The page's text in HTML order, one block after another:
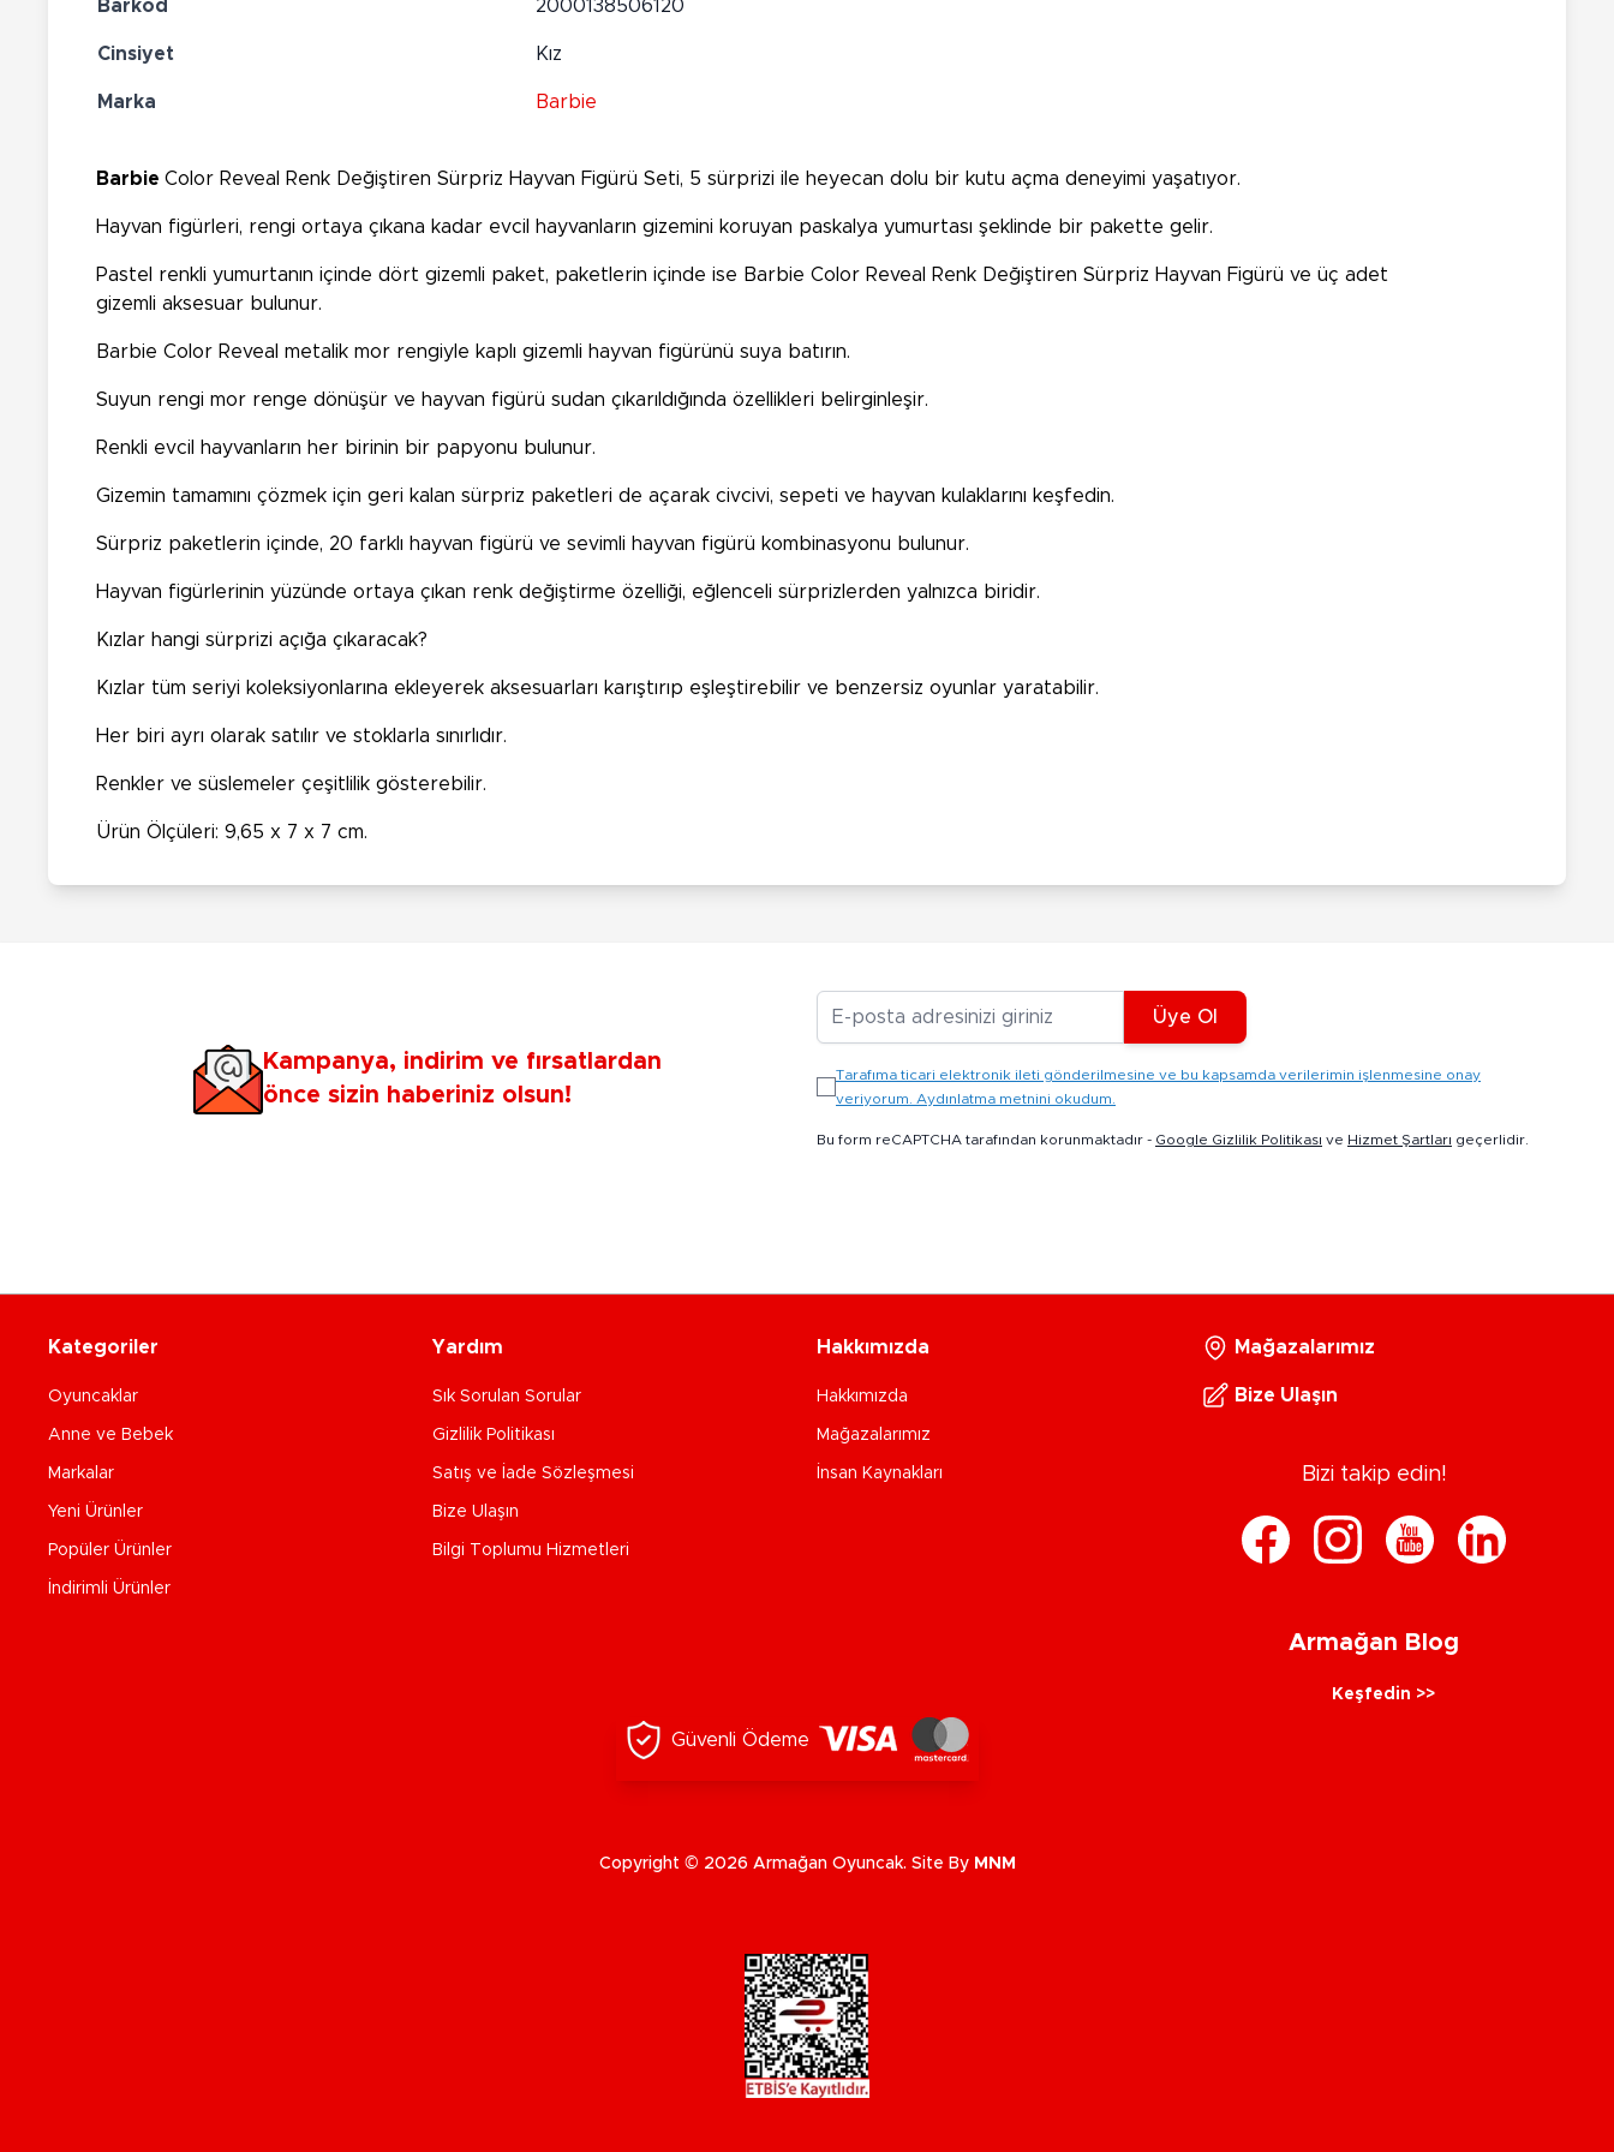
Barkod 2000138506120
Cinsiyet Kız
Marka Barbie
Barbie Color Reveal Renk Değiştiren Sürpriz Hayvan Figürü Seti, 5 sürprizi ile heyecan dolu bir kutu açma deneyimi yaşatıyor.
Hayvan figürleri, rengi ortaya çıkana kadar evcil hayvanların gizemini koruyan paskalya yumurtası şeklinde bir pakette gelir.
Pastel renkli yumurtanın içinde dört gizemli paket, paketlerin içinde ise Barbie Color Reveal Renk Değiştiren Sürpriz Hayvan Figürü ve üç adet
gizemli aksesuar bulunur.
Barbie Color Reveal metalik mor rengiyle kaplı gizemli hayvan figürünü suya batırın.
Suyun rengi mor renge dönüşür ve hayvan figürü sudan çıkarıldığında özellikleri belirginleşir.
Renkli evcil hayvanların her birinin bir papyonu bulunur.
Gizemin tamamını çözmek için geri kalan sürpriz paketleri de açarak civcivi, sepeti ve hayvan kulaklarını keşfedin.
Sürpriz paketlerin içinde, 20 farklı hayvan figürü ve sevimli hayvan figürü kombinasyonu bulunur.
Hayvan figürlerinin yüzünde ortaya çıkan renk değiştirme özelliği, eğlenceli sürprizlerden yalnızca biridir.
Kızlar hangi sürprizi açığa çıkaracak?
Kızlar tüm seriyi koleksiyonlarına ekleyerek aksesuarları karıştırıp eşleştirebilir ve benzersiz oyunlar yaratabilir.
Her biri ayrı olarak satılır ve stoklarla sınırlıdır.
Renkler ve süslemeler çeşitlilik gösterebilir.
Ürün Ölçüleri: 9,65 x 7 x 7 cm.
Kampanya, indirim ve fırsatlardan
önce sizin haberiniz olsun!
E-posta Adresiniz
Üye Ol
Tarafıma ticari elektronik ileti gönderilmesine ve bu kapsamda verilerimin işlenmesine onay
veriyorum. Aydınlatma metnini okudum.
Bu form reCAPTCHA tarafından korunmaktadır - Google Gizlilik Politikası ve Hizmet Şartları geçerlidir.
Kategoriler
Oyuncaklar
Anne ve Bebek
Markalar
Yeni Ürünler
Popüler Ürünler
İndirimli Ürünler
Yardım
Sık Sorulan Sorular
Gizlilik Politikası
Satış ve İade Sözleşmesi
Bize Ulaşın
Bilgi Toplumu Hizmetleri
Hakkımızda
Hakkımızda
Mağazalarımız
İnsan Kaynakları
Mağazalarımız
Bize Ulaşın
Bizi takip edin!
Armağan Blog
Keşfedin >>
Güvenli Ödeme
Copyright © 2026 Armağan Oyuncak. Site By MNM